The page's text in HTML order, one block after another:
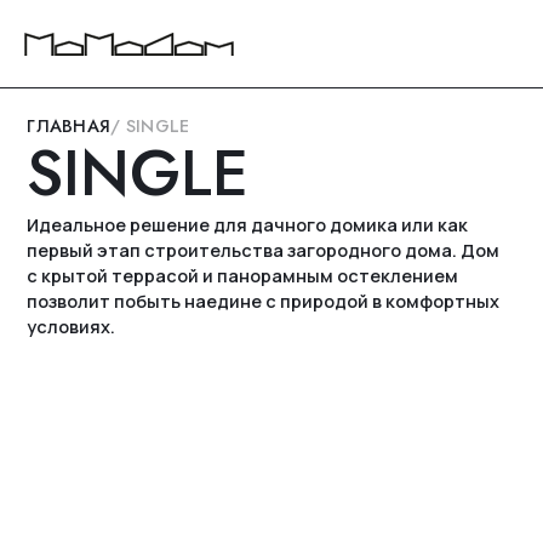
SINGLE
Идеальное решение для дачного домика или как
первый этап строительства загородного дома. Дом
с крытой террасой и панорамным остеклением
позволит побыть наедине с природой в комфортных
условиях.